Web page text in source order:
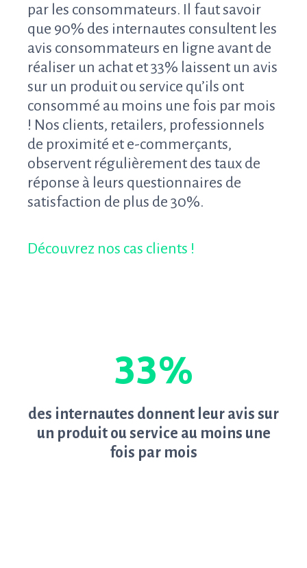
par les consommateurs. Il faut savoir
que 90% des internautes consultent les
avis consommateurs en ligne avant de
réaliser un achat et 33% laissent un avis
sur un produit ou service qu’ils ont
consommé au moins une fois par mois
! Nos clients, retailers, professionnels
de proximité et e-commerçants,
observent régulièrement des taux de
réponse à leurs questionnaires de
satisfaction de plus de 30%.
Découvrez nos cas clients !
33%
des internautes donnent leur avis sur
un produit ou service au moins une
fois par mois